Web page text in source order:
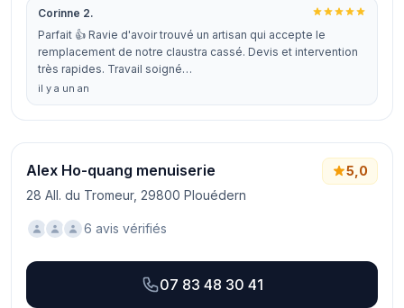
Corinne 2.
Parfait 👍 Ravie d'avoir trouvé un artisan qui accepte le
remplacement de notre claustra cassé. Devis et intervention
très rapides. Travail soigné…
il y a un an
Alex Ho-quang menuiserie
28 All. du Tromeur, 29800 Plouédern
5,0
6 avis vérifiés
07 83 48 30 41